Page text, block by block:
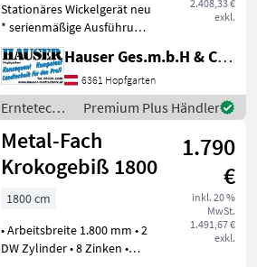
2.408,33 €
exkl.
Stationäres Wickelgerät neu
* serienmäßige Ausführung
* 750er Folienvorstrecker *
elektronischer Ballenzähler
* hydraulischer Antrieb *
Abschneidmesser * Gew
Hauser Ges.m.b.H & Co.KG
6361 Hopfgarten
Erntetechnik
Grünland /
Metal-Fach
Premium Plus Händler
Metal-Fach
Krokogebiß 1800
1.790
€
inkl. 20 %
MwSt.
1.491,67 €
exkl.
1800 cm
• Arbeitsbreite 1.800 mm • 2
DW Zylinder • 8 Zinken •